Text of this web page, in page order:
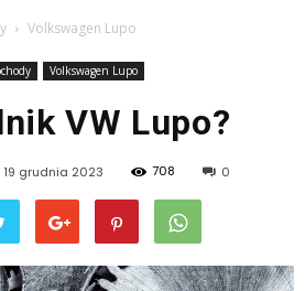
Volkswagen Lupo
Volkswagen Lupo
VW Lupo?
19 grudnia 2023 708 0